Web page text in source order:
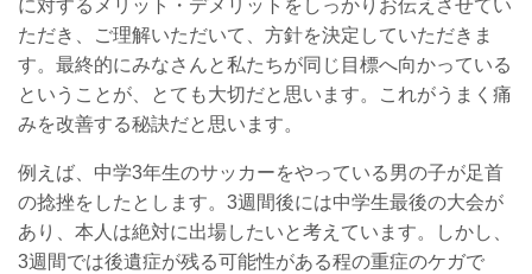
に対するメリット・デメリットをしっかりお伝えさせてい
ただき、ご理解いただいて、方針を決定していただきま
す。最終的にみなさんと私たちが同じ目標へ向かっている
ということが、とても大切だと思います。これがうまく痛
みを改善する秘訣だと思います。
例えば、中学3年生のサッカーをやっている男の子が足首
の捻挫をしたとします。3週間後には中学生最後の大会が
あり、本人は絶対に出場したいと考えています。しかし、
3週間では後遺症が残る可能性がある程の重症のケガで